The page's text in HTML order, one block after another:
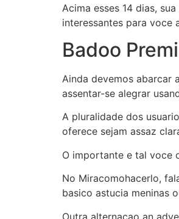
Acima esses 14 dias,
interessantes para voce
Badoo
Ainda devemos abarcar
assentar-se alegrar
A pluralidade dos
oferece sejam assaz
O importante e tal voce
No Miracomohacerlo,
basico astucia meninas
Outra alternacao an